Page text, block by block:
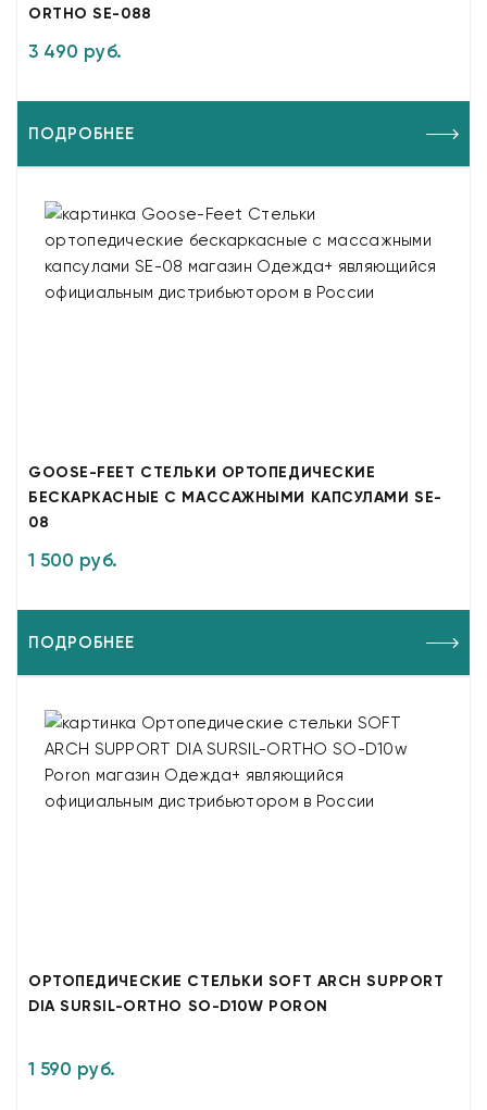
ORTHO SE-088
3 490 руб.
ПОДРОБНЕЕ
GOOSE-FEET СТЕЛЬКИ ОРТОПЕДИЧЕСКИЕ
БЕСКАРКАСНЫЕ С МАССАЖНЫМИ КАПСУЛАМИ SE-
08
1 500 руб.
ПОДРОБНЕЕ
ОРТОПЕДИЧЕСКИЕ СТЕЛЬКИ SOFT ARCH SUPPORT
DIA SURSIL-ORTHO SO-D10W PORON
1 590 руб.